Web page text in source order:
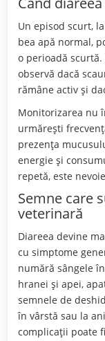
Un episod scurt,
bea apă normal,
o perioadă
observă dacă
rămâne activ și
Monitorizarea nu
urmărești
prezența
energie și
repetă, este
Semne care
veterinară
Diareea devine
cu simptome
numără sângele
hranei și apei,
semnele de
în vârstă sau la
complicații poate